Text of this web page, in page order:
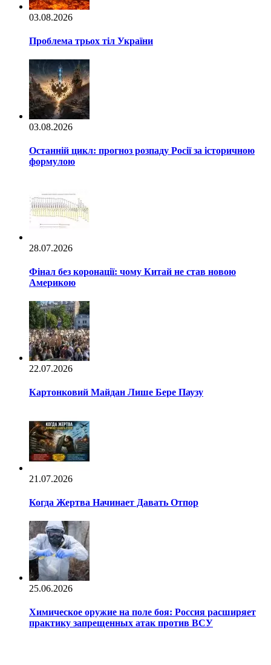
03.08.2026
Проблема трьох тіл України
03.08.2026
Останній цикл: прогноз розпаду Росії за історичною
формулою
28.07.2026
Фінал без коронації: чому Китай не став новою
Америкою
22.07.2026
Картонковий Майдан Лише Бере Паузу
21.07.2026
Когда Жертва Начинает Давать Отпор
25.06.2026
Химическое оружие на поле боя: Россия расширяет
практику запрещенных атак против ВСУ